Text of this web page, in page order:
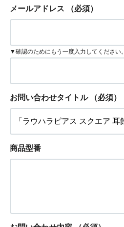
メールアドレス （必須）
▼確認のためにもう一度入力してください。
お問い合わせタイトル （必須）
商品型番